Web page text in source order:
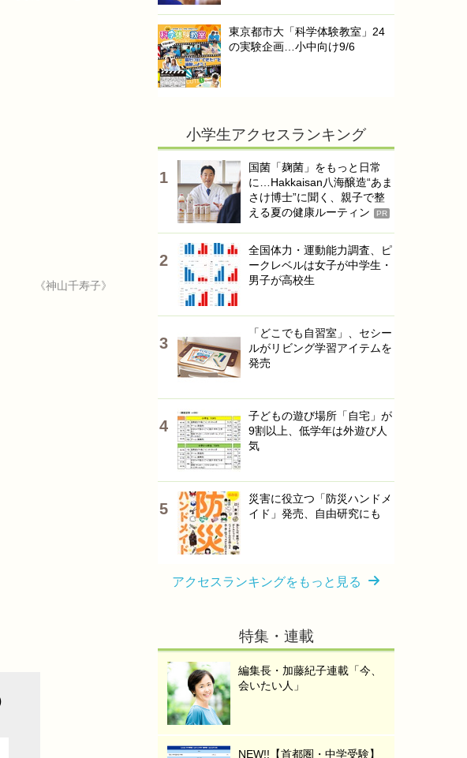
《神山千寿子》
東京都市大「科学体験教室」24
の実験企画…小中向け9/6
小学生アクセスランキング
国菌「麹菌」をもっと日常
に…Hakkaisan八海醸造“あま
さけ博士”に聞く、親子で整
える夏の健康ルーティン
PR
全国体力・運動能力調査、ピ
ークレベルは女子が中学生・
男子が高校生
「どこでも自習室」、セシー
ルがリビング学習アイテムを
発売
子どもの遊び場所「自宅」が
9割以上、低学年は外遊び人
気
災害に役立つ「防災ハンドメ
イド」発売、自由研究にも
アクセスランキングをもっと見る
特集・連載
編集長・加藤紀子連載「今、
会いたい人」
NEW!!【首都圏・中学受験】